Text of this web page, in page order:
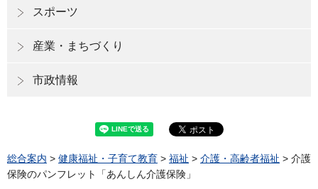
スポーツ
産業・まちづくり
市政情報
総合案内 > 健康福祉・子育て教育 > 福祉 > 介護・高齢者福祉 > 介護
保険のパンフレット「あんしん介護保険」